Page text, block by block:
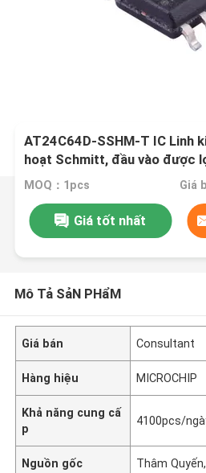
AT24C64D-SSHM-T IC Linh
hoạt Schmitt, đầu vào được
MOQ：1pcs Giá
Giá tốt nhất
Mô Tả SảN PHẩM
Giá bán Consultant
Hàng hiệu MICROCHIP
Khả năng cung cấ
p
4100pcs/
Nguồn gốc Thâm